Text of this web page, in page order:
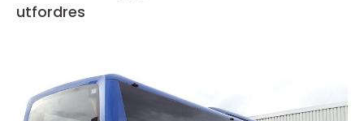
utfordres